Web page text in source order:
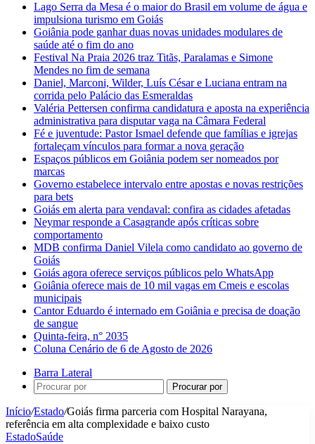
Lago Serra da Mesa é o maior do Brasil em volume de água e
impulsiona turismo em Goiás
Goiânia pode ganhar duas novas unidades modulares de
saúde até o fim do ano
Festival Na Praia 2026 traz Titãs, Paralamas e Simone
Mendes no fim de semana
Daniel, Marconi, Wilder, Luís César e Luciana entram na
corrida pelo Palácio das Esmeraldas
Valéria Pettersen confirma candidatura e aposta na experiência
administrativa para disputar vaga na Câmara Federal
Fé e juventude: Pastor Ismael defende que famílias e igrejas
fortaleçam vínculos para formar a nova geração
Espaços públicos em Goiânia podem ser nomeados por
marcas
Governo estabelece intervalo entre apostas e novas restrições
para bets
Goiás em alerta para vendaval: confira as cidades afetadas
Neymar responde a Casagrande após críticas sobre
comportamento
MDB confirma Daniel Vilela como candidato ao governo de
Goiás
Goiás agora oferece serviços públicos pelo WhatsApp
Goiânia oferece mais de 10 mil vagas em Cmeis e escolas
municipais
Cantor Eduardo é internado em Goiânia e precisa de doação
de sangue
Quinta-feira, n° 2035
Coluna Cenário de 6 de Agosto de 2026
Barra Lateral
Procurar por
Início/Estado/Goiás firma parceria com Hospital Narayana,
referência em alta complexidade e baixo custo
EstadoSaúde